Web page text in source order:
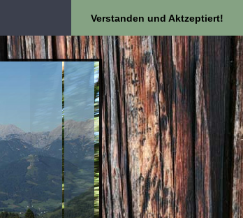
Verstanden und Aktzeptiert!